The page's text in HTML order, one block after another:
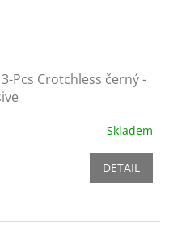
Pcs Crotchless černý -
Skladem
DETAIL